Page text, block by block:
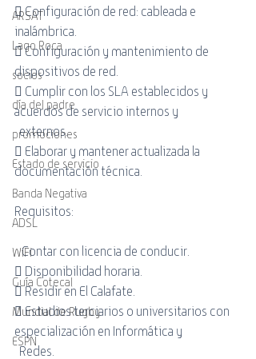
ARSAT
Lago Roca
socios
día del padre
promociones
Estado de servicio
Banda Negativa
ADSL
WiFi
Guía Cotecal
Mundial de Rugby
ESPN
 Configuración de red: cableada e
inalámbrica.
 Configuración y mantenimiento de
dispositivos de red.
 Cumplir con los SLA establecidos y
acuerdos de servicio internos y
  externos.
 Elaborar y mantener actualizada la
documentación técnica.
Requisitos:
   Contar con licencia de conducir.
 Disponibilidad horaria.
 Residir en El Calafate.
 Estudios terciarios o universitarios con
especialización en Informática y
  Redes.